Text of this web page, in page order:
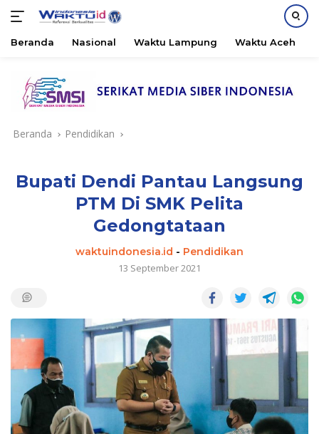
konten
Beranda Nasional Waktu Lampung Waktu Aceh
Beranda Pendidikan
Bupati Dendi Pantau Langsung
PTM Di SMK Pelita
Gedongtataan
waktuindonesia.id - Pendidikan
13 September 2021